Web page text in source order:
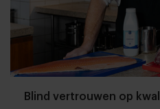
Blind vertrouwen op